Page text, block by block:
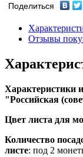
Поделиться
Отзывы
Характеристики
"Российская
Цвет листа для
Количество
листе: под 2